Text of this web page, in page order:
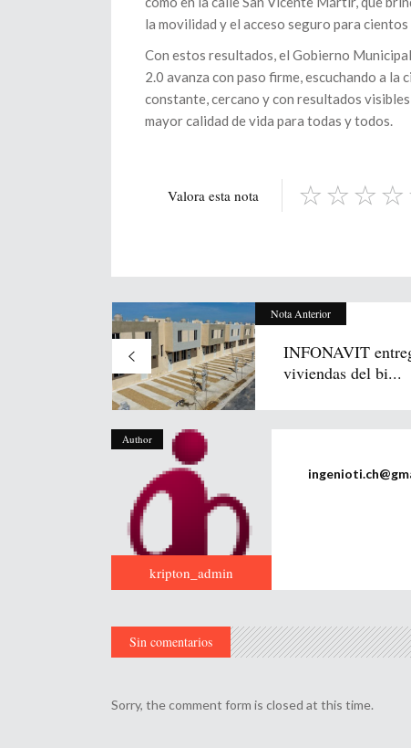
la movilidad y el acceso seguro para
Con estos resultados, el Gobierno
2.0 avanza con paso firme, escuchando a
constante, cercano y con resultados
mayor calidad de vida para todas y todos.
Valora esta nota
Nota Anterior
INFONAVIT
viviendas del bi...
Author
kripton_admin
Sin comentarios
Sorry, the comment form is closed at this time.